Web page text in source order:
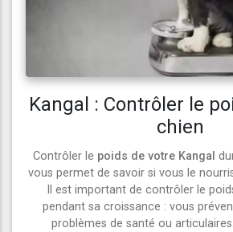
Kangal : Contrôler le
chien
Contrôler le poids de votre Kangal
vous permet de savoir si vous le
Il est important de contrôler le
pendant sa croissance : vous
problèmes de santé ou